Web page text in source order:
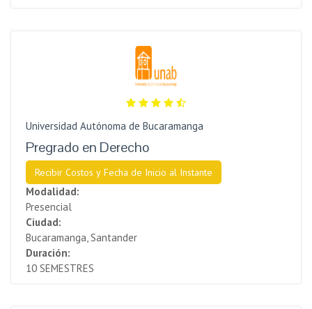
Universidad Autónoma de Bucaramanga
Pregrado en Derecho
Recibir Costos y Fecha de Inicio al Instante
Modalidad:
Presencial
Ciudad:
Bucaramanga, Santander
Duración:
10 SEMESTRES